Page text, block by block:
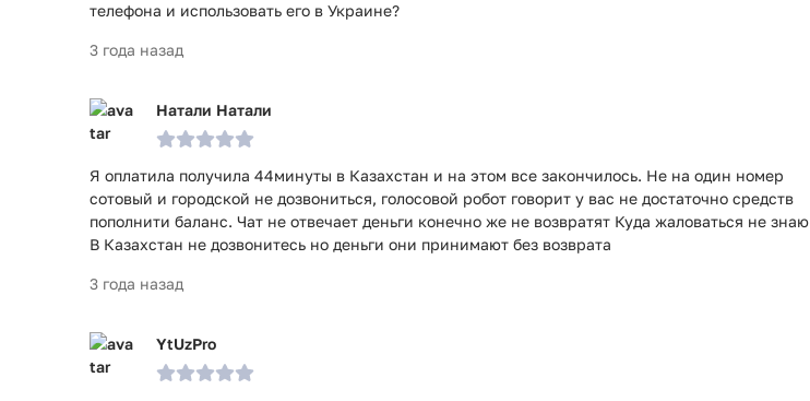
телефона и использовать его в Украине?
3 года назад
Натали Натали
Я оплатила получила 44минуты в Казахстан и на этом все закончилось. Не на один номер
сотовый и городской не дозвониться, голосовой робот говорит у вас не достаточно средств
пополнити баланс. Чат не отвечает деньги конечно же не возвратят Куда жаловаться не знаю
В Казахстан не дозвонитесь но деньги они принимают без возврата
3 года назад
YtUzPro